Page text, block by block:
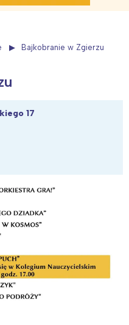
Bajkobranie w Zgierzu
17